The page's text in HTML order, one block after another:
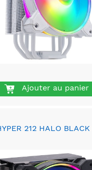
Ajouter au panier
212 HALO